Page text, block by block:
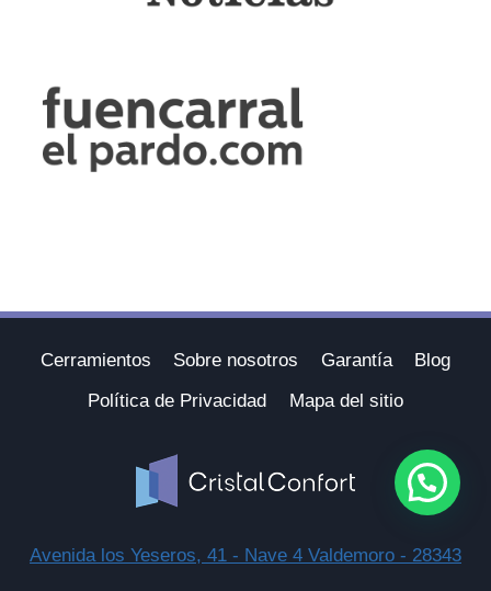
Cerramientos Sobre nosotros Garantía
Blog
Política de Privacidad
Mapa del sitio
Avenida los Yeseros, 41 - Nave 4 Valdemoro - 28343